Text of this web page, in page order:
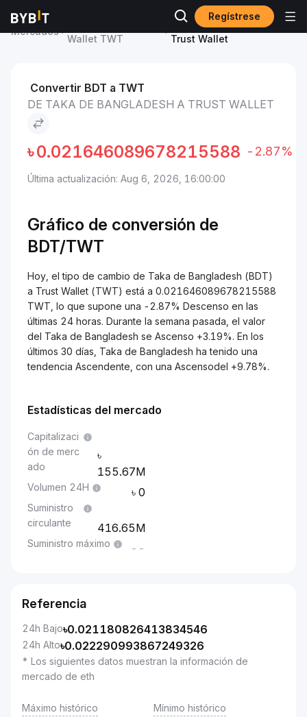
Regístrese
Mercados
Wallet TWT
Taka de Bangladesh to
Trust Wallet
Convertir BDT a TWT
DE TAKA DE BANGLADESH A TRUST WALLET
৳0.021646089678215588 -2.87%
Última actualización: Aug 6, 2026, 16:00:00
Gráfico de conversión de
BDT/TWT
Hoy, el tipo de cambio de Taka de Bangladesh (BDT)
a Trust Wallet (TWT) está a 0.021646089678215588
TWT, lo que supone una -2.87% Descenso en las
últimas 24 horas. Durante la semana pasada, el valor
del Taka de Bangladesh se Ascenso +3.19%. En los
últimos 30 días, Taka de Bangladesh ha tenido una
tendencia Ascendente, con una Ascensodel +9.78%.
Estadísticas del mercado
Capitalizaci
ón de merc
ado
155.67M
Volumen 24H 0
Suministro
circulante
416.65M
Suministro máximo --
Referencia
24h Bajo৳0.021180826413834546
24h Alto৳0.022290993867249326
* Los siguientes datos muestran la información de
mercado de eth
Máximo histórico Mínimo histórico